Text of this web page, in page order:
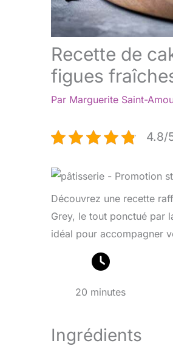
Recette de
figues
Par Marguerite Saint-
4.8/
Découvrez une recette
Grey, le tout ponctué par
idéal pour accompagner
20 minutes
Ingrédients